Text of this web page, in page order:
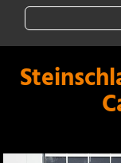
Lackschutzfolie
Teilfolierung